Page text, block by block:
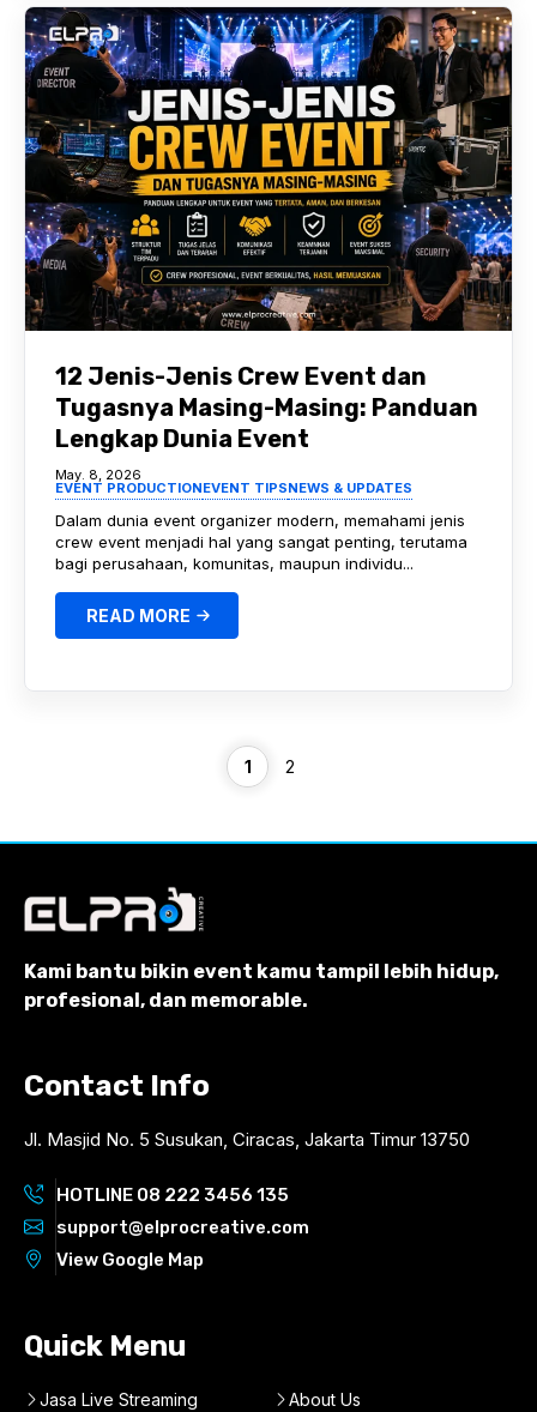
12 Jenis-Jenis Crew Event dan
Tugasnya Masing-Masing: Panduan
Lengkap Dunia Event
May. 8, 2026
EVENT PRODUCTIONEVENT TIPSNEWS & UPDATES
Dalam dunia event organizer modern, memahami jenis
crew event menjadi hal yang sangat penting, terutama
bagi perusahaan, komunitas, maupun individu...
READ MORE
Page
1 Page
2
Kami bantu bikin event kamu tampil lebih hidup,
profesional, dan memorable.
Contact Info
Jl. Masjid No. 5 Susukan, Ciracas, Jakarta Timur 13750
HOTLINE 08 222 3456 135
support@elprocreative.com
View Google Map
Quick Menu
Jasa Live Streaming About Us